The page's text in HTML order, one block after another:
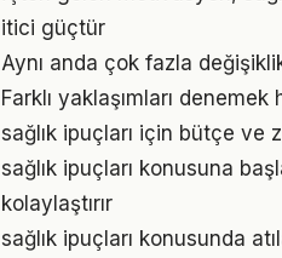
itici güçtür
Aynı anda çok fazla
Farklı yaklaşımları
sağlık ipuçları için bütçe ve
sağlık ipuçları konusuna
kolaylaştırır
sağlık ipuçları konusunda